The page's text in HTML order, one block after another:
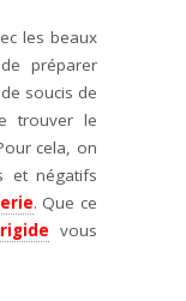
les beaux
préparer
soucis de
trouver le
cela, on
et négatifs
. Que ce
rigide vous